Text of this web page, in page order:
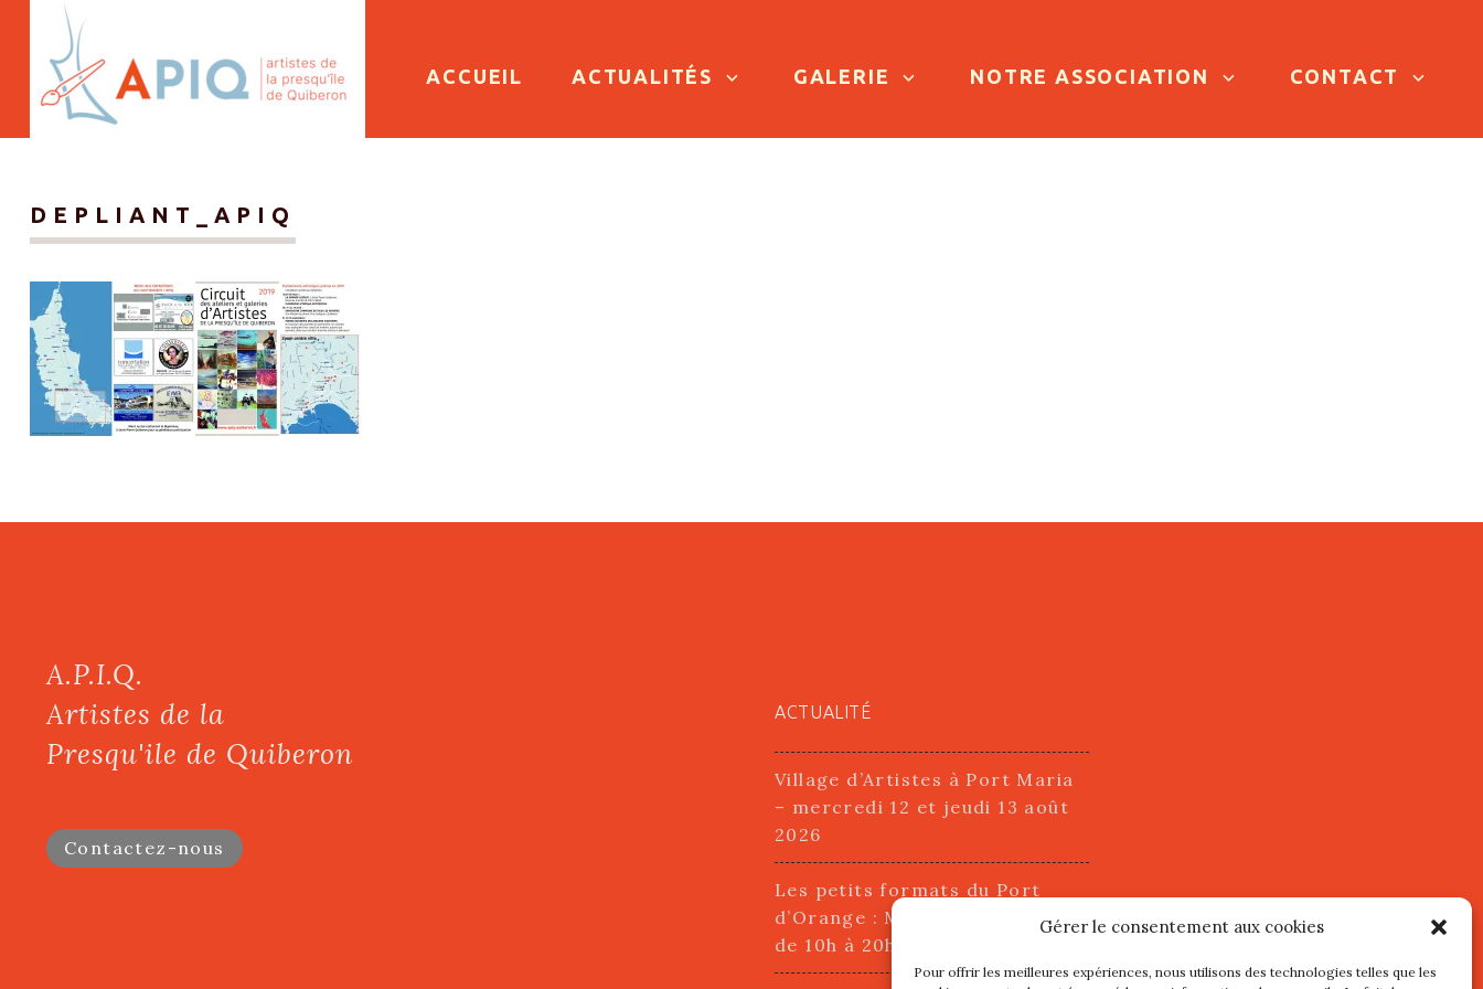
Gérer le consentement aux cookies
Pour offrir les meilleures expériences, nous utilisons des technologies telles que les
ACCUEIL ACTUALITÉS GALERIE NOTRE ASSOCIATION CONTACT
DEPLIANT_APIQ
A.P.I.Q.
Artistes de la
Presqu'ile de Quiberon
Contactez-nous
ACTUALITÉ
Village d’Artistes à Port Maria
– mercredi 12 et jeudi 13 août
2026
Les petits formats du Port
d’Orange : Mercredi 22 juillet
de 10h à 20h